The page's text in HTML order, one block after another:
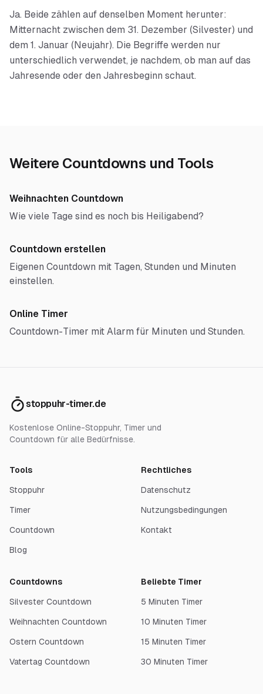
Ja. Beide zählen auf denselben Moment herunter:
Mitternacht zwischen dem 31. Dezember (Silvester) und
dem 1. Januar (Neujahr). Die Begriffe werden nur
unterschiedlich verwendet, je nachdem, ob man auf das
Jahresende oder den Jahresbeginn schaut.
Weitere Countdowns und Tools
Weihnachten Countdown
Wie viele Tage sind es noch bis Heiligabend?
Countdown erstellen
Eigenen Countdown mit Tagen, Stunden und Minuten
einstellen.
Online Timer
Countdown-Timer mit Alarm für Minuten und Stunden.
stoppuhr-timer.de
Kostenlose Online-Stoppuhr, Timer und
Countdown für alle Bedürfnisse.
Tools
Stoppuhr
Timer
Countdown
Blog
Rechtliches
Datenschutz
Nutzungsbedingungen
Kontakt
Countdowns
Silvester Countdown
Weihnachten Countdown
Ostern Countdown
Vatertag Countdown
Beliebte Timer
5 Minuten Timer
10 Minuten Timer
15 Minuten Timer
30 Minuten Timer